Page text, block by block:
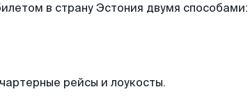
в страну Эстония двумя способами:
рейсы и лоукосты.